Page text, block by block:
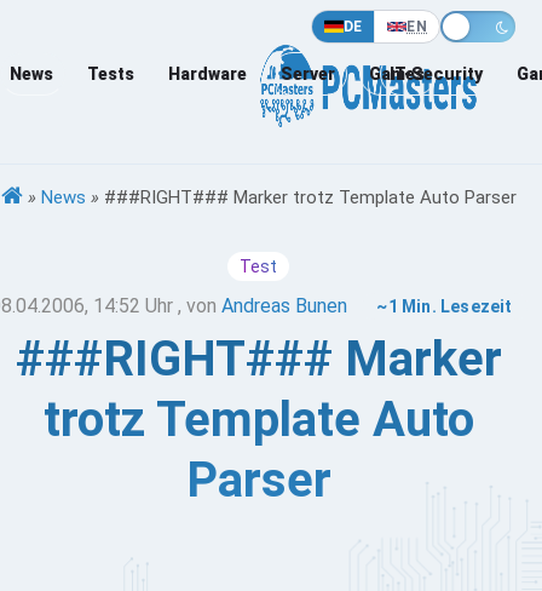
DE EN
News Tests Hardware Server Games
IT-Security
» News » ###RIGHT### Marker trotz Template Auto Parser
Test
14:52 Uhr , vonAndreas Bunen ~1 Min. Lesezeit
###RIGHT### Marker
trotz Template Auto
Parser